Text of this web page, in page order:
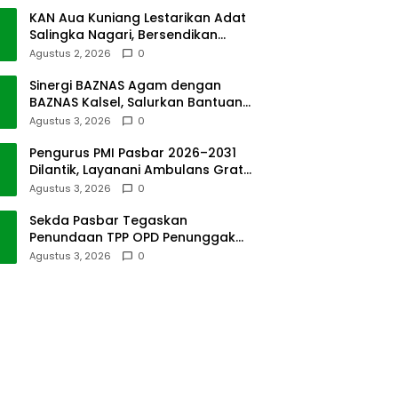
KAN Aua Kuniang Lestarikan Adat
Salingka Nagari, Bersendikan
Kitabullah
Agustus 2, 2026 0
Sinergi BAZNAS Agam dengan
BAZNAS Kalsel, Salurkan Bantuan
Bencana Alam
Agustus 3, 2026 0
Pengurus PMI Pasbar 2026–2031
Dilantik, Layanani Ambulans Gratis
ke Padang
Agustus 3, 2026 0
Sekda Pasbar Tegaskan
Penundaan TPP OPD Penunggak
Pajak Kendaraan Dinas
Agustus 3, 2026 0